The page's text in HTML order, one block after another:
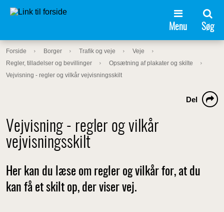
Menu Søg
Forside Borger Trafik og veje
Veje
Regler, tilladelser og bevillinger
Opsætning af plakater og skilte
Vejvisning - regler og vilkår vejvisningsskilt
Vejvisning - regler og vilkår
vejvisningsskilt
Del
Her kan du læse om regler og vilkår for, at du
kan få et skilt op, der viser vej.